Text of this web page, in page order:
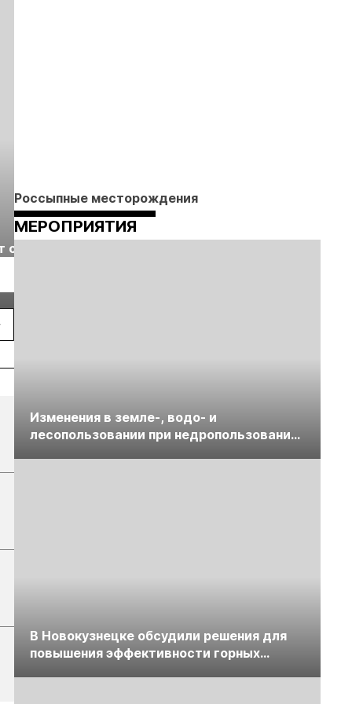
с
Выставка «Рудник
Россыпные месторождения
МЕРОПРИЯТИЯ
Изменения в земле-, водо- и
лесопользовании при недропользовании
В Новокузнецке обсудили решения для
повышения эффективности горных